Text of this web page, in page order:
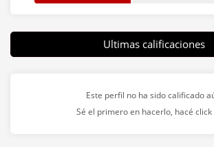
ENADE - Escuela
Cursos y Seminarios
EAC - Escuela
Ultimas calificaciones
Este perfil no ha sido calificado
Sé el primero en hacerlo, hacé click